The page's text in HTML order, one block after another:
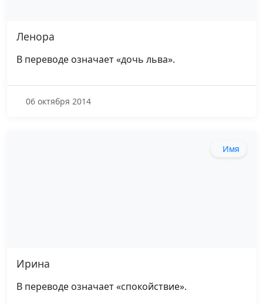
Ленора
В переводе означает «дочь льва».
06 октября 2014
Имя
Ирина
В переводе означает «спокойствие».